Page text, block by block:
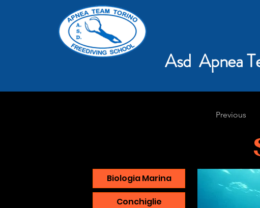
Asd Apnea
Previous
Biologia Marina
Conchiglie